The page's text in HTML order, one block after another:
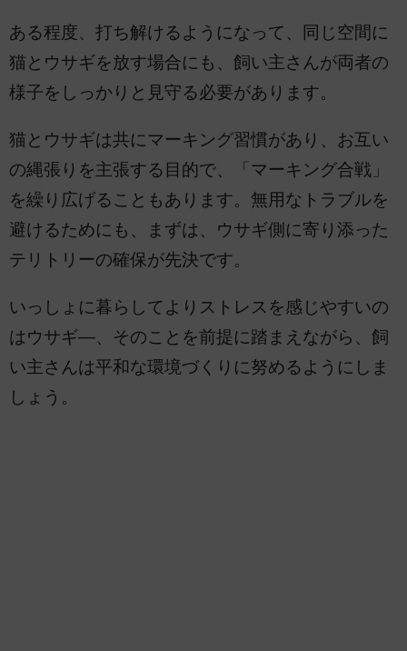
ある程度、打ち解けるようになって、同じ空間に
猫とウサギを放す場合にも、飼い主さんが両者の
様子をしっかりと見守る必要があります。
猫とウサギは共にマーキング習慣があり、お互い
の縄張りを主張する目的で、「マーキング合戦」
を繰り広げることもあります。無用なトラブルを
避けるためにも、まずは、ウサギ側に寄り添った
テリトリーの確保が先決です。
いっしょに暮らしてよりストレスを感じやすいの
はウサギ―、そのことを前提に踏まえながら、飼
い主さんは平和な環境づくりに努めるようにしま
しょう。